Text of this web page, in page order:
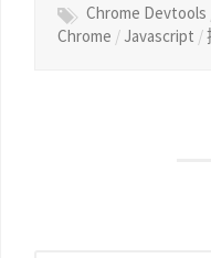
Chrome Devtools
Chrome /Javascript /